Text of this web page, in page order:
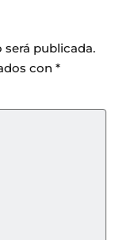
publicada.
con *